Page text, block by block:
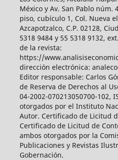
México y Av. San Pablo
piso, cubículo 1, Col. Nueva
Azcapotzalco, C.P. 02128,
5318 9484 y 55 5318 9132,
de la revista:
https://
dirección electrónica:
Editor responsable: Carlos
de Reserva de Derechos al
04-2002-070213050700-102,
otorgados por el Instituto
Autor. Certificado de Licitud
Certificado de Licitud de
ambos otorgados por la
Publicaciones y Revistas
Gobernación.